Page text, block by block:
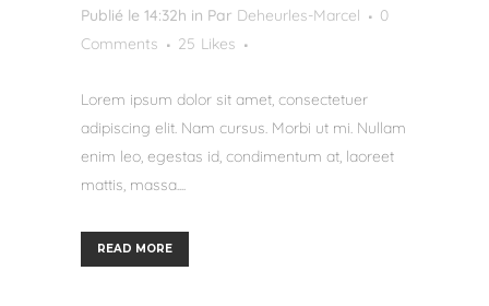
Publié le 14:32h in Par Deheurles-Marcel
0
Comments
25 Likes
Lorem ipsum dolor sit amet, consectetuer
adipiscing elit. Nam cursus. Morbi ut mi. Nullam
enim leo, egestas id, condimentum at, laoreet
mattis, massa....
READ MORE